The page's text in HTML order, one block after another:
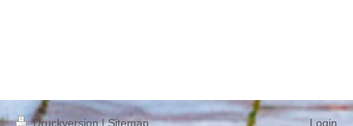
Druckversion| Sitemap Login